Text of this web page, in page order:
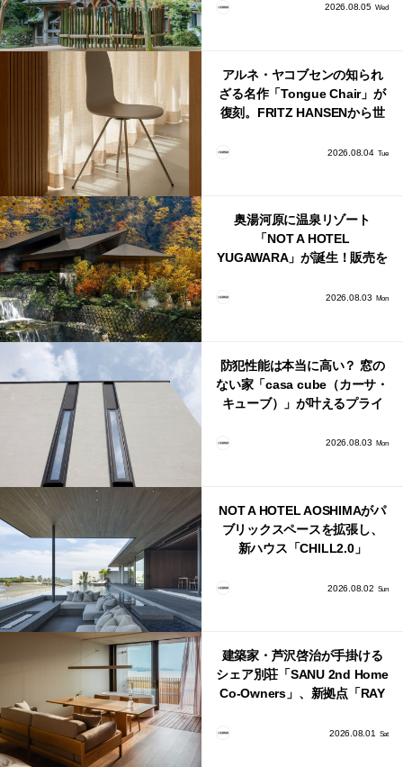
2026.08.05 Wed
アルネ・ヤコブセンの知られ
ざる名作「Tongue Chair」が
復刻。FRITZ HANSENから世
2026.08.04 Tue
奥湯河原に温泉リゾート
「NOT A HOTEL
YUGAWARA」が誕生！販売を
2026.08.03 Mon
防犯性能は本当に高い？ 窓の
ない家「casa cube（カーサ・
キューブ）」が叶えるプライ
2026.08.03 Mon
NOT A HOTEL AOSHIMAがパ
ブリックスペースを拡張し、
新ハウス「CHILL2.0」
2026.08.02 Sun
建築家・芦沢啓治が手掛ける
シェア別荘「SANU 2nd Home
Co-Owners」、新拠点「RAY
2026.08.01 Sat